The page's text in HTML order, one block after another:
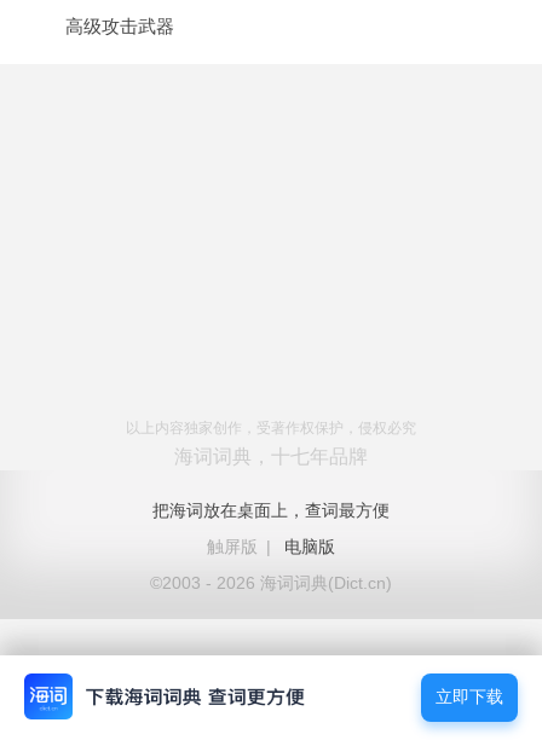
高级攻击武器
以上内容独家创作，受著作权保护，侵权必究
海词词典，十七年品牌
把海词放在桌面上，查词最方便
触屏版
|
电脑版
©2003 - 2026 海词词典(Dict.cn)
立即下载
立即下载